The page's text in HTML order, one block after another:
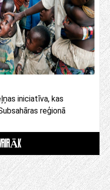
iniciatīva, kas
reģionā